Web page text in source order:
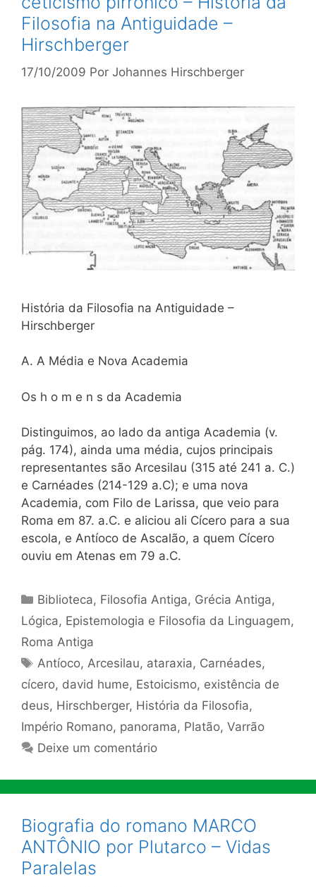
Filosofia na Antiguidade –
Hirschberger
17/10/2009 Por Johannes Hirschberger
História da Filosofia na Antiguidade –
Hirschberger
A. A Média e Nova Academia
Os h o m e n s da Academia
Distinguimos, ao lado da antiga Academia (v.
pág. 174), ainda uma média, cujos principais
representantes são Arcesilau (315 até 241 a. C.)
e Carnéades (214-129 a.C); e uma nova
Academia, com Filo de Larissa, que veio para
Roma em 87. a.C. e aliciou ali Cícero para a sua
escola, e Antíoco de Ascalão, a quem Cícero
ouviu em Atenas em 79 a.C.
Categorias
Biblioteca, Filosofia Antiga, Grécia Antiga,
Lógica, Epistemologia e Filosofia da Linguagem,
Roma Antiga
Tags
Antíoco,Arcesilau, ataraxia, Carnéades,
cícero, david hume, Estoicismo, existência de
deus, Hirschberger, História da Filosofia,
Império Romano, panorama, Platão, Varrão
Deixe um comentário
Biografia do romano MARCO
ANTÔNIO por Plutarco – Vidas
Paralelas